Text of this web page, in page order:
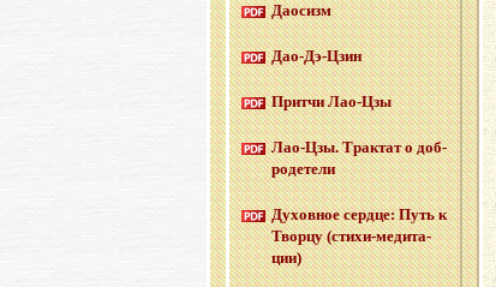
Дао­сизм
Дао-Дэ-Цзин
Прит­чи Лао-Цзы
Лао-Цзы. Трак­тат о доб­
ро­де­те­ли
Ду­хов­ное серд­це: Путь к
Твор­цу (сти­хи-ме­ди­та­
ции)